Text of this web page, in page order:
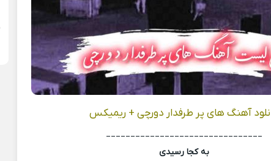
آهنگ های پر طرفدار دورچی + ریمیکس
________________________________
به کجا رسیدی